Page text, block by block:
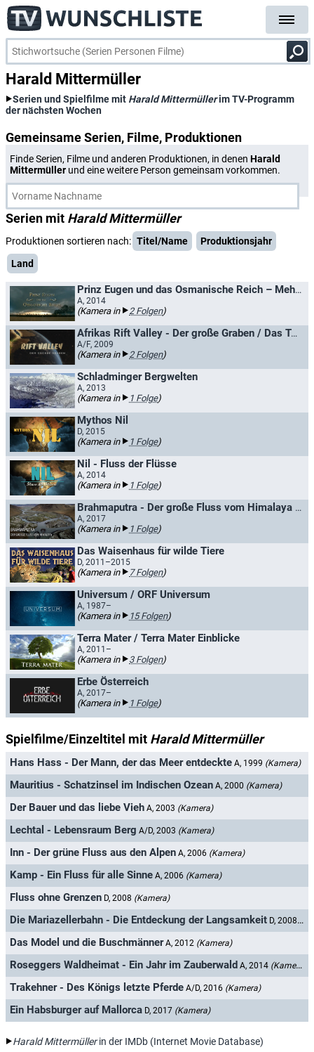
Harald Mittermüller
Serien und Spielfilme mit Harald Mittermüllerim TV-Programm
der nächsten Wochen
Gemeinsame Serien, Filme, Produktionen
Finde Serien, Filme und anderen Produktionen, in denen Harald
Mittermüller und eine weitere Person gemeinsam vorkommen.
Serien mit Harald Mittermüller
Produktionen sortieren nach: Titel/Name
Produktionsjahr
Land
Prinz Eugen und das Osmanische Reich – Mehr als nur Feinde / Prinz Eugen und die Türken - Kampf um Europa
A, 2014
(Kamera in 2 Folgen)
Afrikas Rift Valley - Der große Graben / Das Tal des Lebens - Afrikas Rift Valley
A/F, 2009
(Kamera in 2 Folgen)
Schladminger Bergwelten
A, 2013
(Kamera in 1 Folge)
Mythos Nil
D, 2015
(Kamera in 1 Folge)
Nil - Fluss der Flüsse
A, 2014
(Kamera in 1 Folge)
Brahmaputra - Der große Fluss vom Himalaya / Brahmaputra - Wasser vom Himalaja
A, 2017
(Kamera in 1 Folge)
Das Waisenhaus für wilde Tiere
D, 2011–2015
(Kamera in 7 Folgen)
Universum / ORF Universum
A, 1987–
(Kamera in 15 Folgen)
Terra Mater / Terra Mater Einblicke
A, 2011–
(Kamera in 3 Folgen)
Erbe Österreich
A, 2017–
(Kamera in 1 Folge)
Spielfilme/Einzeltitel mit Harald Mittermüller
Hans Hass - Der Mann, der das Meer entdeckte A, 1999 (Kamera)
Mauritius - Schatzinsel im Indischen Ozean A, 2000 (Kamera)
Der Bauer und das liebe Vieh A, 2003 (Kamera)
Lechtal - Lebensraum Berg A/D, 2003 (Kamera)
Inn - Der grüne Fluss aus den Alpen A, 2006 (Kamera)
Kamp - Ein Fluss für alle Sinne A, 2006 (Kamera)
Fluss ohne Grenzen D, 2008 (Kamera)
Die Mariazellerbahn - Die Entdeckung der Langsamkeit D, 2008
Das Model und die Buschmänner A, 2012 (Kamera)
Roseggers Waldheimat - Ein Jahr im Zauberwald A, 2014 (Kamera)
Trakehner - Des Königs letzte Pferde A/D, 2016 (Kamera)
Ein Habsburger auf Mallorca D, 2017 (Kamera)
Harald Mittermüllerin der IMDb (Internet Movie Database)